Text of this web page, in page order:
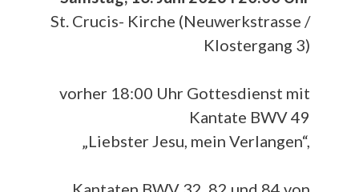
St. Crucis- Kirche (Neuwerkstrasse /
Klostergang 3)
vorher 18:00 Uhr Gottesdienst mit
Kantate BWV 49
„Liebster Jesu, mein Verlangen“,